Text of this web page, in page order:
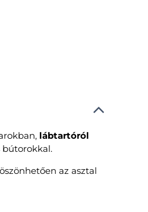
lábtartóról
bútorokkal.
az asztal